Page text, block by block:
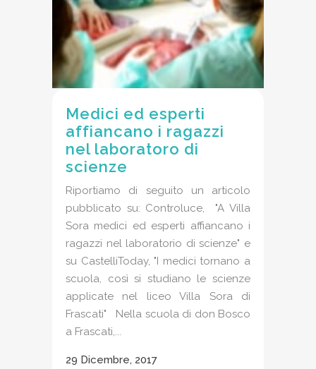
Medici ed esperti
affiancano i ragazzi
nel laboratoro di
scienze
Riportiamo di seguito un articolo
pubblicato su: Controluce, "A Villa
Sora medici ed esperti affiancano i
ragazzi nel laboratorio di scienze" e
su CastelliToday, "I medici tornano a
scuola, così si studiano le scienze
applicate nel liceo Villa Sora di
Frascati" Nella scuola di don Bosco
a Frascati,...
29 Dicembre, 2017